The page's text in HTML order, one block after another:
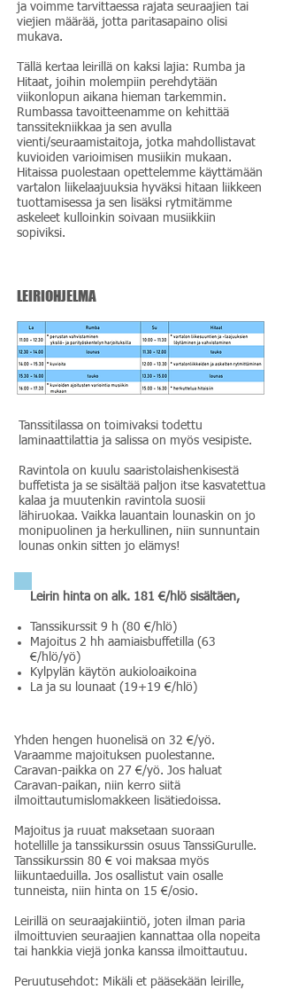
ja voimme tarvittaessa rajata seuraajien tai
viejien määrää, jotta paritasapaino olisi
mukava.
Tällä kertaa leirillä on kaksi lajia: Rumba ja
Hitaat, joihin molempiin perehdytään
viikonlopun aikana hieman tarkemmin.
Rumbassa tavoitteenamme on kehittää
tanssitekniikkaa ja sen avulla
vienti/seuraamistaitoja, jotka mahdollistavat
kuvioiden varioimisen musiikin mukaan.
Hitaissa puolestaan opettelemme käyttämään
vartalon liikelaajuuksia hyväksi hitaan liikkeen
tuottamisessa ja sen lisäksi rytmitämme
askeleet kulloinkin soivaan musiikkiin
sopiviksi.
LEIRIOHJELMA
Tanssitilassa on toimivaksi todettu
laminaattilattia ja salissa on myös vesipiste.
Ravintola on kuulu saaristolaishenkisestä
buffetista ja se sisältää paljon itse kasvatettua
kalaa ja muutenkin ravintola suosii
lähiruokaa. Vaikka lauantain lounaskin on jo
monipuolinen ja herkullinen, niin sunnuntain
lounas onkin sitten jo elämys!
Leirin hinta on alk. 181 €/hlö sisältäen,
Tanssikurssit 9 h (80 €/hlö)
Majoitus 2 hh aamiaisbuffetilla (63
€/hlö/yö)
Kylpylän käytön aukioloaikoina
La ja su lounaat (19+19 €/hlö)
Yhden hengen huonelisä on 32 €/yö.
Varaamme majoituksen puolestanne.
Caravan-paikka on 27 €/yö. Jos haluat
Caravan-paikan, niin kerro siitä
ilmoittautumislomakkeen lisätiedoissa.
Majoitus ja ruuat maksetaan suoraan
hotellille ja tanssikurssin osuus TanssiGurulle.
Tanssikurssin 80 € voi maksaa myös
liikuntaeduilla. Jos osallistut vain osalle
tunneista, niin hinta on 15 €/osio.
Leirillä on seuraajakiintiö, joten ilman paria
ilmoittuvien seuraajien kannattaa olla nopeita
tai hankkia viejä jonka kanssa ilmoittautuu.
Peruutusehdot: Mikäli et pääsekään leirille,